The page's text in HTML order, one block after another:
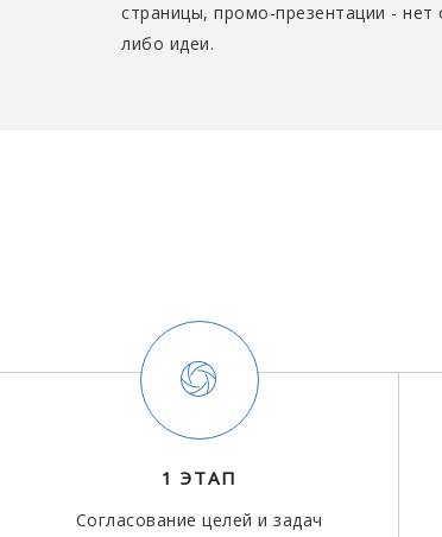
страницы, промо-презентации -
либо идеи.
1 ЭТАП
Согласование целей и задач